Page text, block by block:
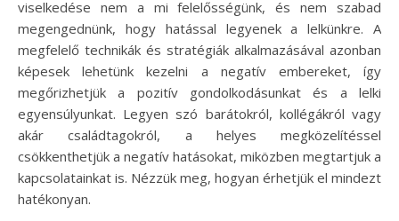
viselkedése nem a mi felelősségünk, és nem szabad
megengednünk, hogy hatással legyenek a lelkünkre. A
megfelelő technikák és stratégiák alkalmazásával azonban
képesek lehetünk kezelni a negatív embereket, így
megőrizhetjük a pozitív gondolkodásunkat és a lelki
egyensúlyunkat. Legyen szó barátokról, kollégákról vagy
akár családtagokról, a helyes megközelítéssel
csökkenthetjük a negatív hatásokat, miközben megtartjuk a
kapcsolatainkat is. Nézzük meg, hogyan érhetjük el mindezt
hatékonyan.